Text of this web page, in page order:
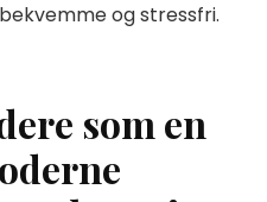
og stressfri.
som en